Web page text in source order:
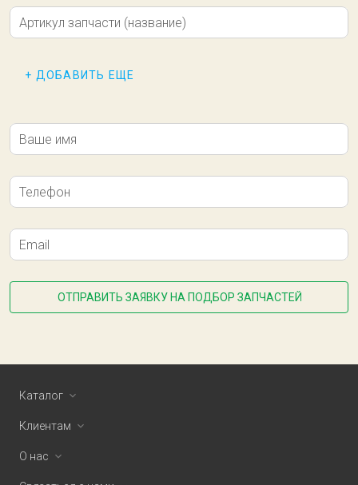
Артикул запчасти (название)
+ ДОБАВИТЬ ЕЩЕ
Ваше имя
Телефон
Email
ОТПРАВИТЬ ЗАЯВКУ НА ПОДБОР ЗАПЧАСТЕЙ
Каталог
Клиентам
О нас